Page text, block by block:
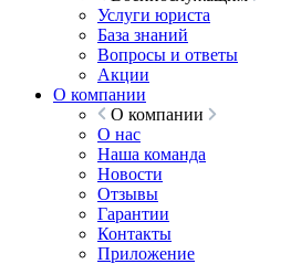
Услуги юриста
База знаний
Вопросы и ответы
Акции
О компании
О компании
О нас
Наша команда
Новости
Отзывы
Гарантии
Контакты
Приложение